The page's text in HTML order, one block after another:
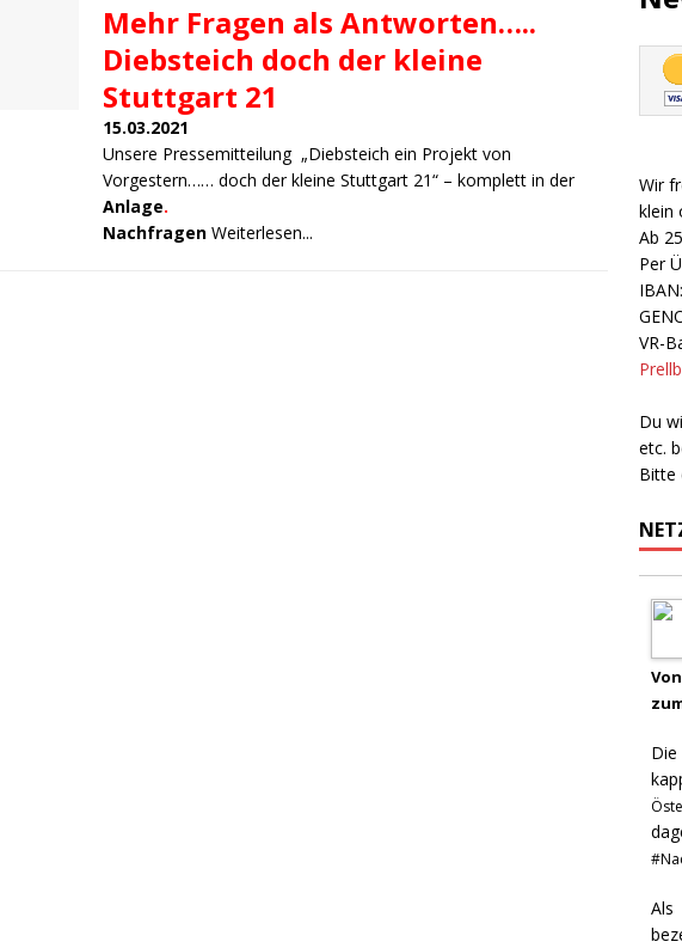
Mehr Fragen als Antworten…..
Diebsteich doch der kleine
Stuttgart 21
15.03.2021
Unsere Pressemitteilung „Diebsteich ein Projekt von
Vorgestern…… doch der kleine Stuttgart 21“ – komplett in der
Anlage.
Nachfragen Weiterlesen...
Wir
klein
Ab
Per
VR-
Du
etc.
Bitte